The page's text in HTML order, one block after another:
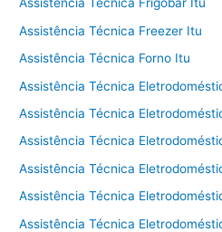
Assistência Técnica Frigobar Itu
Assistência Técnica Freezer Itu
Assistência Técnica Forno Itu
Assistência Técnica
Assistência Técnica
Assistência Técnica
Assistência Técnica
Assistência Técnica
Assistência Técnica